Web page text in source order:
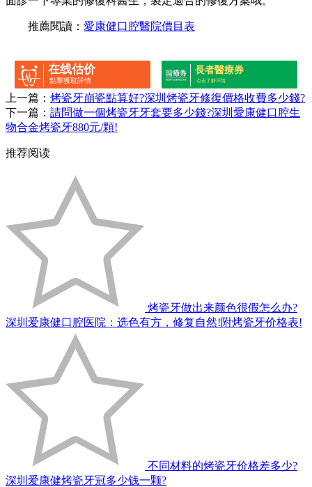
推薦閱讀： 愛康健口腔醫院價目表
在线估价
點擊獲取詳情
長者醫療券
点击了解详情
上一篇： 烤瓷牙崩瓷點算好?深圳烤瓷牙修復價格收費多少錢?
下一篇： 請問做一個烤瓷牙牙套要多少錢?深圳愛康健口腔生
物合金烤瓷牙880元/顆!
推荐阅读
烤瓷牙做出来颜色很假怎么办?
深圳爱康健口腔医院：选色有方，修复自然!附烤瓷牙价格表!
不同材料的烤瓷牙价格差多少?
深圳爱康健烤瓷牙冠多少钱一颗?